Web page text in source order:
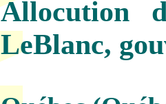
Allocution
LeBlanc,